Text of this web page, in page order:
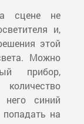
сцене не
и,
этой
Можно
прибор,
него синий
на